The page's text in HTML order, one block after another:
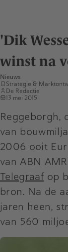
'Dik
winst na
Nieuws
Strategie &
De Redactie
13 mei 2015
Reggeborgh,
van
2006 ooit
van ABN
Telegraafop
bron. Na de
jaren heen,
van 560